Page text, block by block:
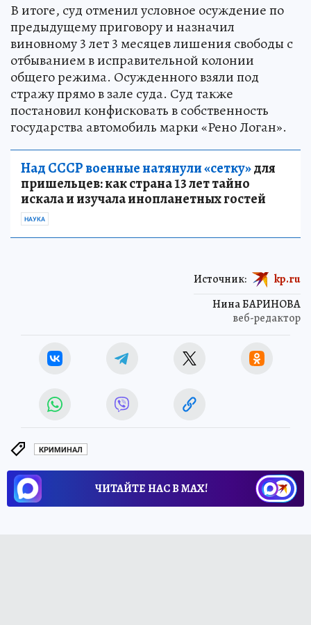
В итоге, суд отменил условное осуждение по
предыдущему приговору и назначил
виновному 3 лет 3 месяцев лишения свободы с
отбыванием в исправительной колонии
общего режима. Осужденного взяли под
стражу прямо в зале суда. Суд также
постановил конфисковать в собственность
государства автомобиль марки «Рено Логан».
Над СССР военные натянули «сетку»для
пришельцев: как страна 13 лет тайно
искала и изучала инопланетных гостей
НАУКА
Нина БАРИНОВА
веб-редактор
Источник: kp.ru
КРИМИНАЛ
ЧИТАЙТЕ НАС В МАХ!